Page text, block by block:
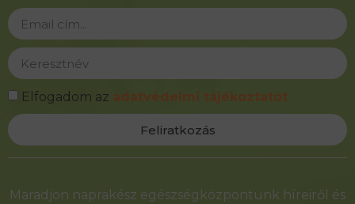
Elfogadom az adatvédelmi tájékoztatót
Feliratkozás
Alternative:
Maradjon naprakész egészségközpontunk híreiről és